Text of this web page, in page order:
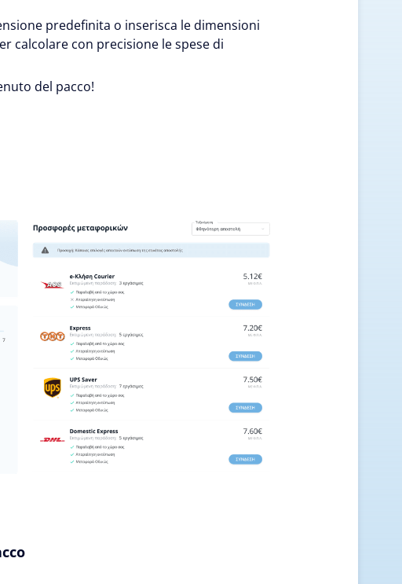
predefinita o inserisca le dimensioni
calcolare con precisione le spese di
del pacco!